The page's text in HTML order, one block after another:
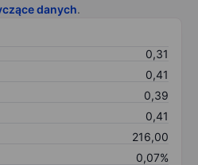
danych.
0,31
0,41
0,39
0,41
216,00
0,07%